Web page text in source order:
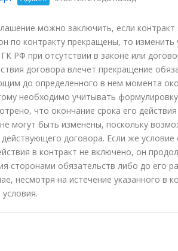
можно заключить, если
по контракту прекращены, то
РФ при отсутствии в законе или
договора влечет прекращение
до определенного в нем момента
необходимо учитывать
что окончание срока его
могут быть изменены, поскольку
договора. Если же
в контракт не включено, он
сторонами обязательств либо до его
несмотря на истечение указанного в